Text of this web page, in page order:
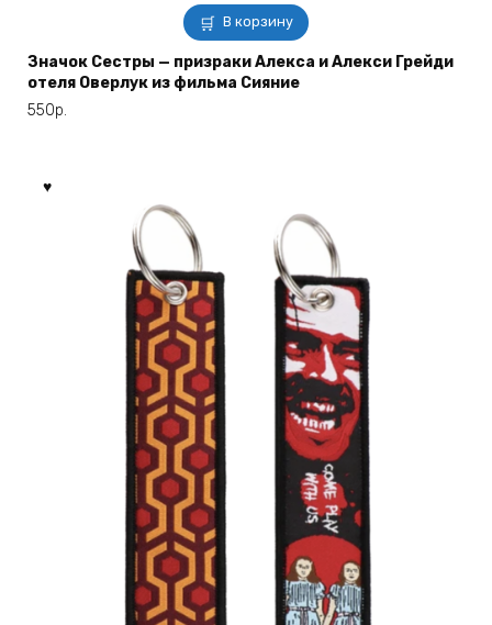
В корзину
Значок Сестры — призраки Алекса и Алекси Грейди
отеля Оверлук из фильма Сияние
550р.